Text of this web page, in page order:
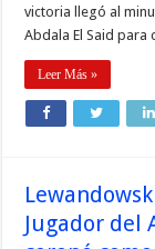
victoria llegó al
Abdala El Said
Leer Más »
Jugador del